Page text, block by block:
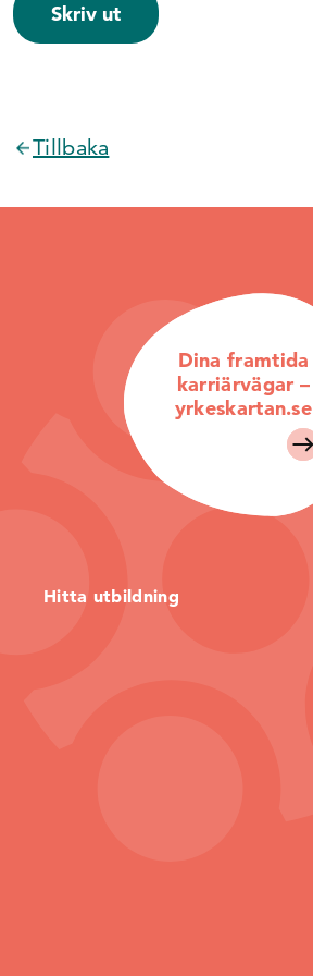
Skriv ut
Tillbaka
Dina framtida
karriärvägar –
yrkeskartan.se
Hitta utbildning